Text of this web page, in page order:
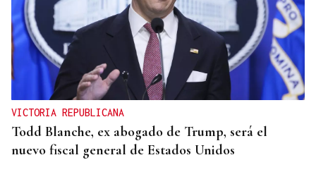
VICTORIA REPUBLICANA
Todd Blanche, ex abogado de Trump, será el
nuevo fiscal general de Estados Unidos